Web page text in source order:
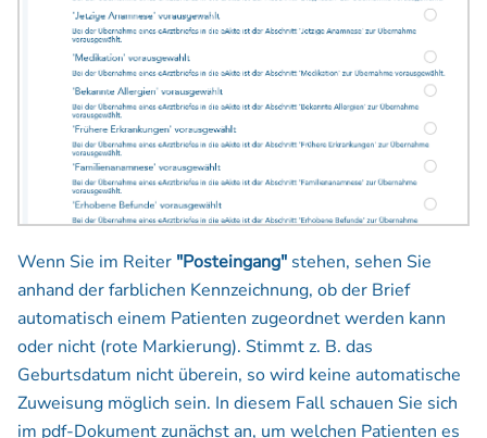
Wenn Sie im Reiter "Posteingang" stehen, sehen Sie
anhand der farblichen Kennzeichnung, ob der Brief
automatisch einem Patienten zugeordnet werden kann
oder nicht (rote Markierung). Stimmt z. B. das
Geburtsdatum nicht überein, so wird keine automatische
Zuweisung möglich sein. In diesem Fall schauen Sie sich
im pdf-Dokument zunächst an, um welchen Patienten es